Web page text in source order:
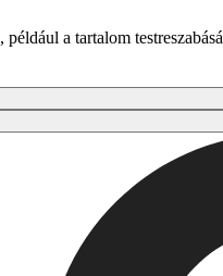
a tartalom